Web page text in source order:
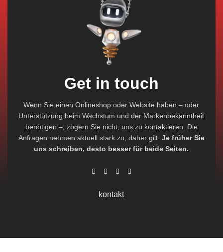
Get in touch
Wenn Sie einen Onlineshop oder Website haben – oder
Unterstützung beim Wachstum und der Markenbekanntheit
benötigen –, zögern Sie nicht, uns zu kontaktieren. Die
Anfragen nehmen aktuell stark zu, daher gilt: Je früher Sie
uns schreiben, desto besser für beide Seiten.
kontakt